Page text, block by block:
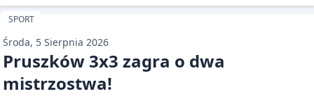
SPORT
Środa, 5 Sierpnia 2026
Pruszków 3x3 zagra o dwa
mistrzostwa!